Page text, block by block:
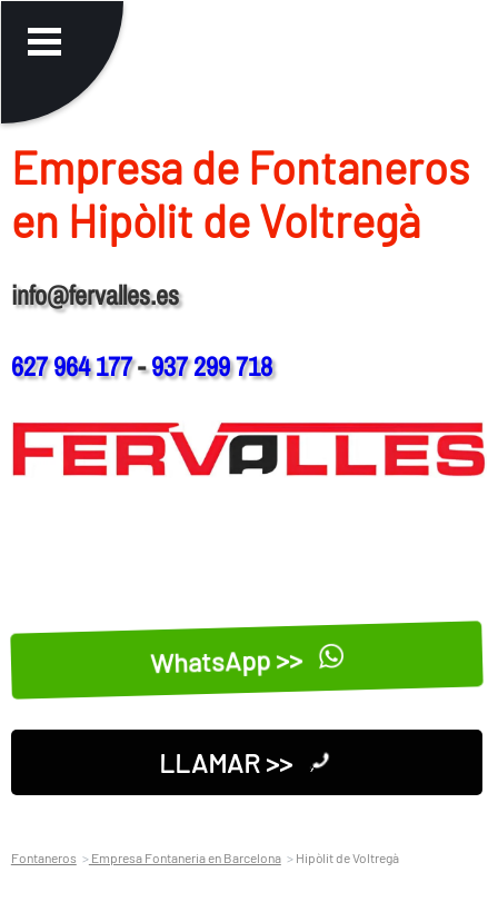
Empresa de Fontaneros
en Hipòlit de Voltregà
info@fervalles.es
627 964 177-937 299 718
WhatsApp >>
LLAMAR >>
Fontaneros Empresa Fontaneria en Barcelona Hipòlit de Voltregà